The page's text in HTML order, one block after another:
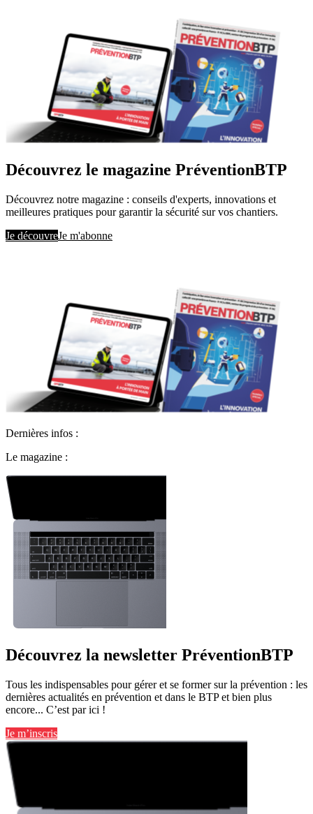
Découvrez le magazine PréventionBTP
Découvrez notre magazine : conseils d'experts, innovations et
meilleures pratiques pour garantir la sécurité sur vos chantiers.
Je découvreJe m'abonne
Dernières infos :
Le magazine :
Découvrez la newsletter PréventionBTP
Tous les indispensables pour gérer et se former sur la prévention : les
dernières actualités en prévention et dans le BTP et bien plus
encore... C’est par ici !
Je m’inscris